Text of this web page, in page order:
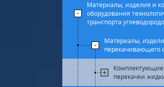
Материалы, изделия и
оборудования
транспорта
Материалы,
перекачивающего
Комплектующие
перекачки